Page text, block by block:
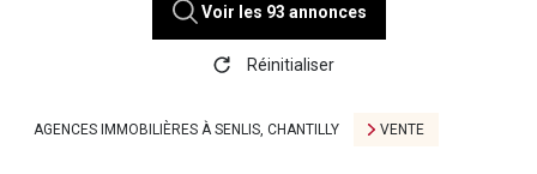
Voir les 93 annonces
Réinitialiser
AGENCES IMMOBILIÈRES À SENLIS, CHANTILLY VENTE